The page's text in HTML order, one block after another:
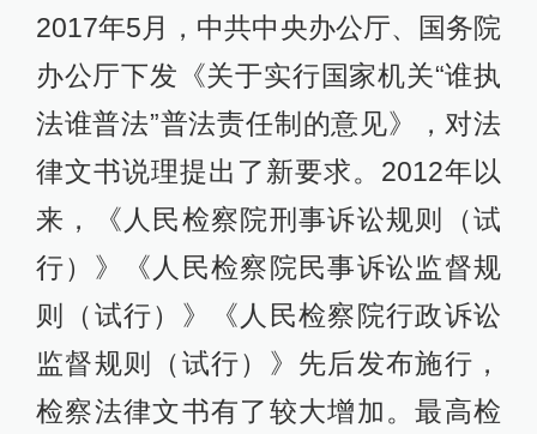
2017年5月，中共中央办公厅、国务院
办公厅下发《关于实行国家机关“谁执
法谁普法”普法责任制的意见》，对法
律文书说理提出了新要求。2012年以
来，《人民检察院刑事诉讼规则（试
行）》《人民检察院民事诉讼监督规
则（试行）》《人民检察院行政诉讼
监督规则（试行）》先后发布施行，
检察法律文书有了较大增加。最高检